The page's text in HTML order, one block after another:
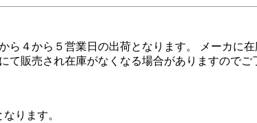
ら４から５営業日の出荷となります。 メーカ
て販売され在庫がなくなる場合がありますのでご
ります。